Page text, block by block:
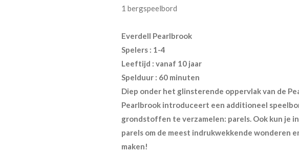
1 bergspeelbord
Everdell Pearlbrook
Spelers : 1-4
Leeftijd : vanaf 10 jaar
Spelduur : 60 minuten
Diep onder het glinsterende oppervlak van de
Pearlbrook introduceert een additioneel
grondstoffen te verzamelen: parels. Ook kun je
parels om de meest indrukwekkende wonderen
maken!